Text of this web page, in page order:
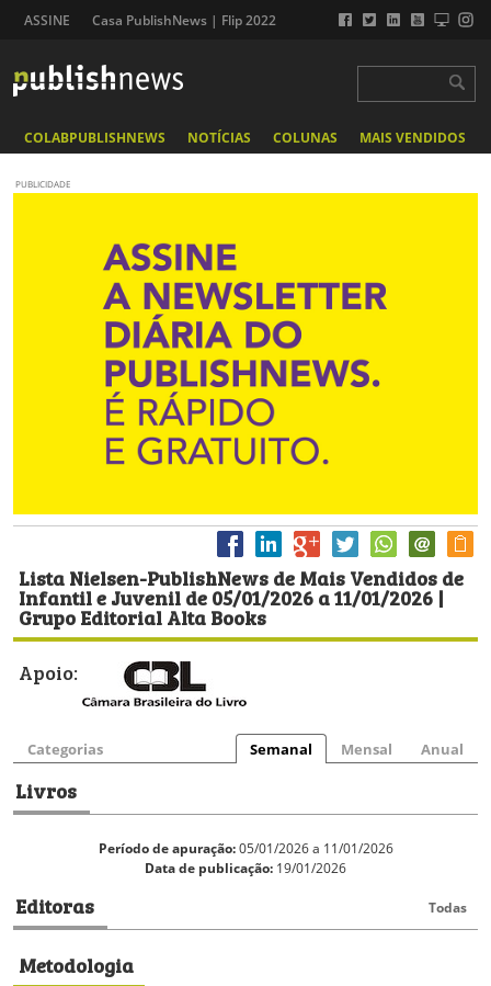
ASSINE Casa PublishNews | Flip 2022
COLABPUBLISHNEWS NOTÍCIAS COLUNAS MAIS VENDIDOS
PUBLICIDADE
Lista Nielsen-PublishNews de Mais Vendidos de
Infantil e Juvenil de 05/01/2026 a 11/01/2026 |
Grupo Editorial Alta Books
Apoio:
Categorias Semanal Mensal Anual
Livros
Período de apuração:05/01/2026 a 11/01/2026
Data de publicação: 19/01/2026
Editoras Todas
Metodologia